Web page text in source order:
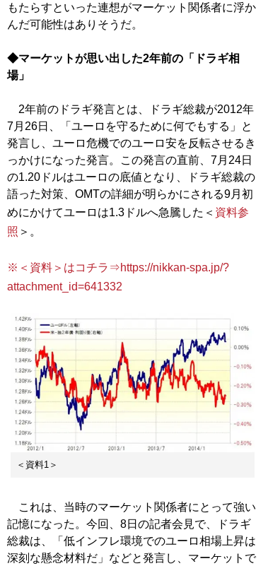
もたらすといった連想がマーケット関係者に浮か
んだ可能性はありそうだ。
◆マーケットが思い出した2年前の「ドラギ相
場」
2年前のドラギ発言とは、ドラギ総裁が2012年
7月26日、「ユーロを守るために何でもする」と
発言し、ユーロ危機でのユーロ安を反転させるき
っかけになった発言。この発言の直前、7月24日
の1.20ドルはユーロの底値となり、ドラギ総裁の
語った対策、OMTの詳細が明らかにされる9月初
めにかけてユーロは1.3ドルへ急騰した＜ 資料参
照 ＞。
※＜資料＞はコチラ⇒https://nikkan-spa.jp/?
attachment_id=641332
＜資料1＞
これは、当時のマーケット関係者にとって強い
記憶になった。今回、8日の記者会見で、ドラギ
総裁は、「低インフレ環境でのユーロ相場上昇は
深刻な懸念材料だ」などと発言し、マーケットで